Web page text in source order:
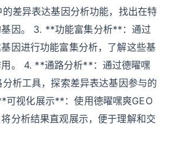
差异表达基因分析功能，找出在特
因。 3. **功能富集分析**：通过
因进行功能富集分析，了解这些基
用。 4. **通路分析**：通过德曜嘿
析工具，探索差异表达基因参与的
可视化展示**：使用德曜嘿爽GEO
分析结果直观展示，便于理解和交